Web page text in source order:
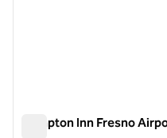
Hampton Inn Fresno